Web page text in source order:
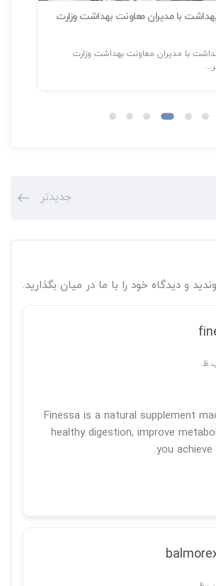
با مدیران معاونت بهداشت وزارت
با مدیران معاونت بهداشت وزارت
جدیدتر
و دیدگاه خود را با ما در میان بگذارید.
Finessa is a natural supplement
healthy digestion, improve
you